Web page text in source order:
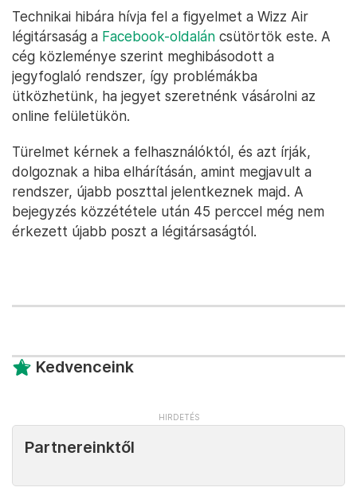
Technikai hibára hívja fel a figyelmet a Wizz Air
légitársaság a Facebook-oldalán csütörtök este. A
cég közleménye szerint meghibásodott a
jegyfoglaló rendszer, így problémákba
ütközhetünk, ha jegyet szeretnénk vásárolni az
online felületükön.
Türelmet kérnek a felhasználóktól, és azt írják,
dolgoznak a hiba elhárításán, amint megjavult a
rendszer, újabb poszttal jelentkeznek majd. A
bejegyzés közzététele után 45 perccel még nem
érkezett újabb poszt a légitársaságtól.
Kedvenceink
Partnereinktől